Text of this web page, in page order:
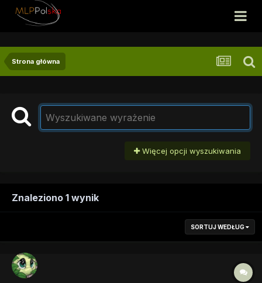
Strona główna
Więcej opcji wyszukiwania
Znaleziono 1 wynik
SORTUJ WEDŁUG